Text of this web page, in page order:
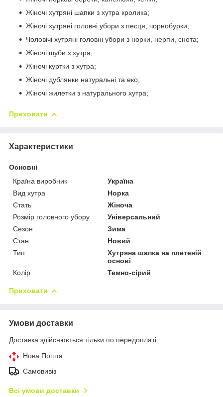
Жіночі хутряні шапки з хутра кролика;
Жіночі хутряні головні убори з песця, чорнобурки;
Чоловічі хутряні головні убори з норки, нерпи, єнота;
Жіночі шуби з хутра;
Жіночі куртки з хутра;
Жіночі дублянки натуральні та еко;
Жіночі жилетки з натурального хутра;
Приховати
Характеристики
Основні
Країна виробник
Україна
Вид хутра
Норка
Стать
Жіноча
Розмір головного убору
Універсальний
Сезон
Зима
Стан
Новий
Тип
Хутряна шапка на плетеній
основі
Колір
Темно-сірий
Приховати
Умови доставки
Доставка здійснюється тільки по передоплаті.
Нова Пошта
Самовивіз
Всі умови доставки